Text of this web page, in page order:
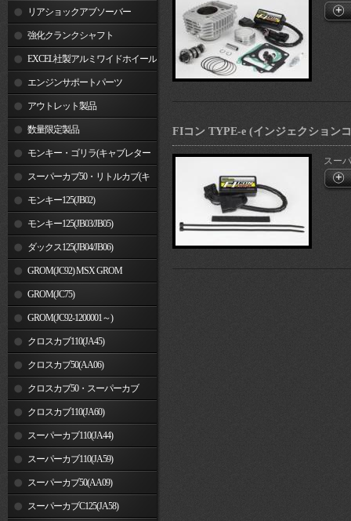
リアショックアブソーバー
強化クランクシャフト
EXCEL社製アルミワイドホイール
リム エンジンサポートパーツ
アウトレット製品
数量限定製品
モンキー・ゴリラ(キャブレター
車) スーパーカブ50・リトルカブ(キ
ャブレター車)
モンキー125(JB02)
モンキー125(JB03/JB05)
ダックス125(JB04/JB06)
GROM(JC92) MSX GROM
GROM(JC75)
GROM(JC92-1200001～)
クロスカブ110(JA45)
クロスカブ50(AA06)
クロスカブ50・スーパーカブ
50(AA09)/110(JA44)
クロスカブ110(JA60)
スーパーカブ110(JA44)
スーパーカブ110(JA59)
スーパーカブ50(AA09)
スーパーカブC125(JA58)
FIコン TYPE-e (インジェクション
スー